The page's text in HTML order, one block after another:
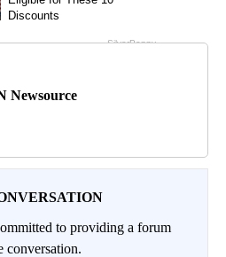
Newsource
to providing a forum
conversation.